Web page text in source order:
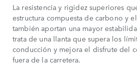
La resistencia y rigidez superiores
estructura compuesta de carbono y
también aportan una mayor
trata de una llanta que supera los
conducción y mejora el disfrute del
fuera de la carretera.